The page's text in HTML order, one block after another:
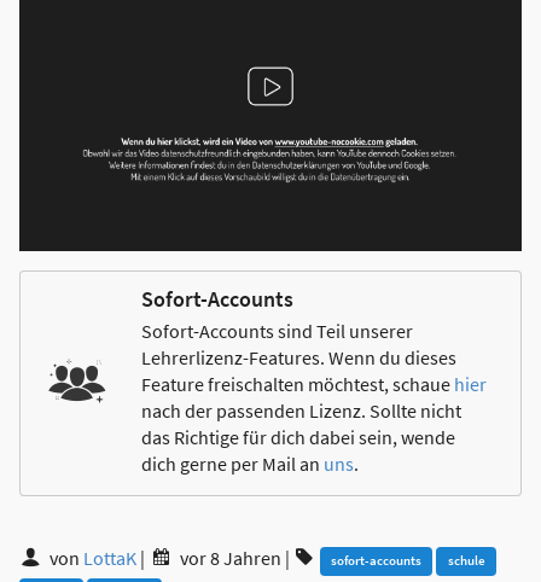
Sofort-Accounts
Sofort-Accounts sind Teil unserer
Lehrerlizenz-Features. Wenn du dieses
Feature freischalten möchtest, schaue hier
nach der passenden Lizenz. Sollte nicht
das Richtige für dich dabei sein, wende
dich gerne per Mail an uns.
von LottaK | vor 8 Jahren | sofort-accounts
schule